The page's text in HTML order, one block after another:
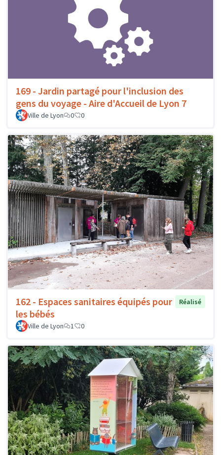
169 - Jardin partagé pour l'inclusion des
gens du voyage - Aire d'Accueil de Lyon 7
Ville de Lyon 0 0
162 - Espaces sanitaires équipés pour
les bébés
Réalisé
Ville de Lyon 1 0